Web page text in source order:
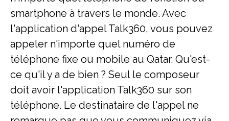
smartphone à travers le monde. Avec
l'application d'appel Talk360, vous pouvez
appeler n'importe quel numéro de
téléphone fixe ou mobile au Qatar. Qu'est-
ce qu'il y a de bien ? Seul le composeur
doit avoir l'application Talk360 sur son
téléphone. Le destinataire de l'appel ne